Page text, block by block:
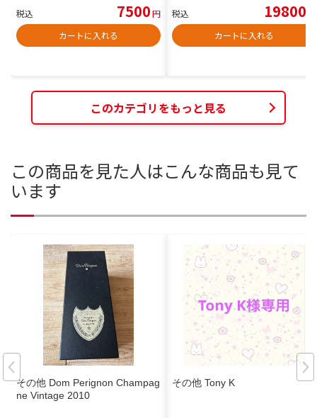
税込 7500円
カートに入れる
税込 19800
カートに入れる
このカテゴリをもっと見る
この商品を見た人はこんな商品も見て
います
その他 Dom Perignon Champag
ne Vintage 2010
その他 Tony K